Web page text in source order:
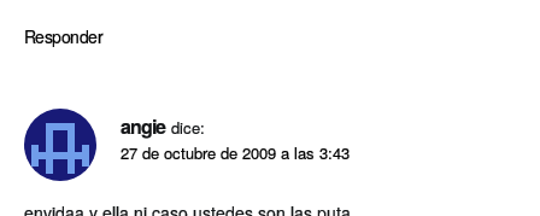
Responder
angie dice:
27 de octubre de 2009 a las 3:43